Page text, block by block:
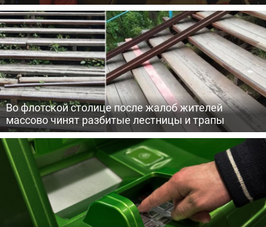
Во флотской столице после жалоб жителей
массово чинят разбитые лестницы и трапы